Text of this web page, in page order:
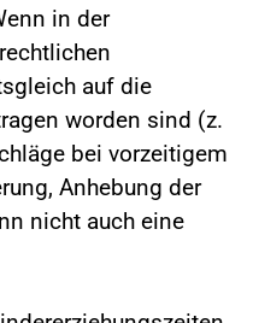
in der
auf die
worden sind (z.
bei vorzeitigem
Anhebung der
nicht auch eine